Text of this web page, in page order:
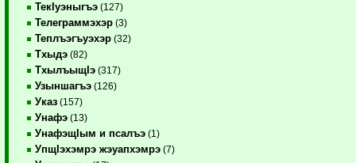
ТекIуэныгъэ (127)
Телеграммэхэр (3)
Теплъэгъуэхэр (32)
Тхыдэ (82)
ТхылъыщIэ (317)
Узыншагъэ (126)
Указ (157)
Унафэ (13)
УнафэщIым и псалъэ (1)
УпщIэхэмрэ жэуапхэмрэ (7)